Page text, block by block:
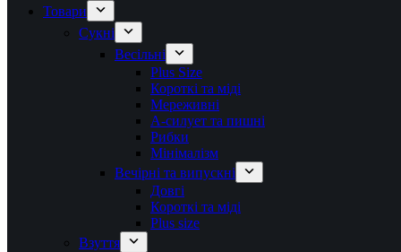
Товари
Сукні
Весільні
Plus Size
Короткі та міді
Мереживні
А-силует та пишні
Рибки
Мінімалізм
Вечірні та випускні
Довгі
Короткі та міді
Plus size
Взуття